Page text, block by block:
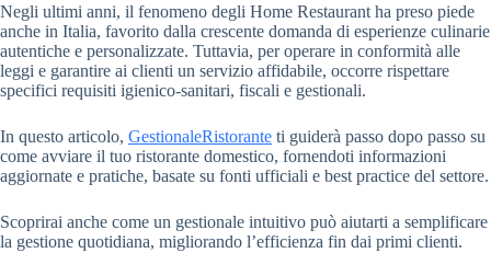
Negli ultimi anni, il fenomeno degli Home Restaurant ha preso piede
anche in Italia, favorito dalla crescente domanda di esperienze culinarie
autentiche e personalizzate. Tuttavia, per operare in conformità alle
leggi e garantire ai clienti un servizio affidabile, occorre rispettare
specifici requisiti igienico-sanitari, fiscali e gestionali.
In questo articolo, GestionaleRistorante ti guiderà passo dopo passo su
come avviare il tuo ristorante domestico, fornendoti informazioni
aggiornate e pratiche, basate su fonti ufficiali e best practice del settore.
Scoprirai anche come un gestionale intuitivo può aiutarti a semplificare
la gestione quotidiana, migliorando l’efficienza fin dai primi clienti.